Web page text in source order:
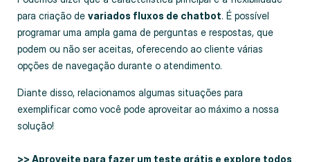
para criação de variados fluxos de chatbot. É possível
programar uma ampla gama de perguntas e respostas, que
podem ou não ser aceitas, oferecendo ao cliente várias
opções de navegação durante o atendimento.
Diante disso, relacionamos algumas situações para
exemplificar como você pode aproveitar ao máximo a nossa
solução!
>> Aproveite para fazer um teste grátis e explore todos